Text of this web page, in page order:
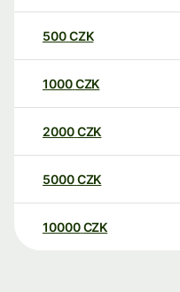
500CZK
1000CZK
2000CZK
5000CZK
10000 CZK